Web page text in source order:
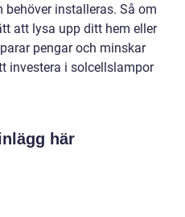
installeras. Så om
att lysa upp ditt hem eller
pengar och minskar
investera i solcellslampor
här